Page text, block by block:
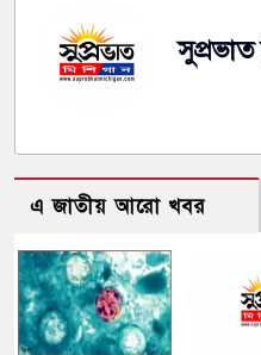
সুপ্রভাত
এ জাতীয় আরো খবর